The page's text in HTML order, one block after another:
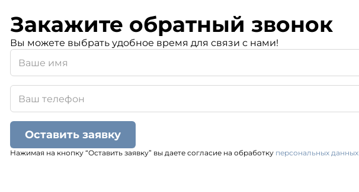
Закажите обратный звонок
Вы можете выбрать удобное время для связи с нами!
Оставить заявку
Нажимая на кнопку “Оставить заявку” вы даете согласие на обработку персональных данных